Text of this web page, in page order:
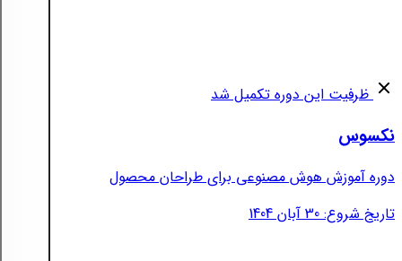
ظرفیت این دوره تکمیل شد
نکسوس
دوره آموزش هوش مصنوعی برای طراحان محصول
تاریخ شروع: 30 آبان 1404